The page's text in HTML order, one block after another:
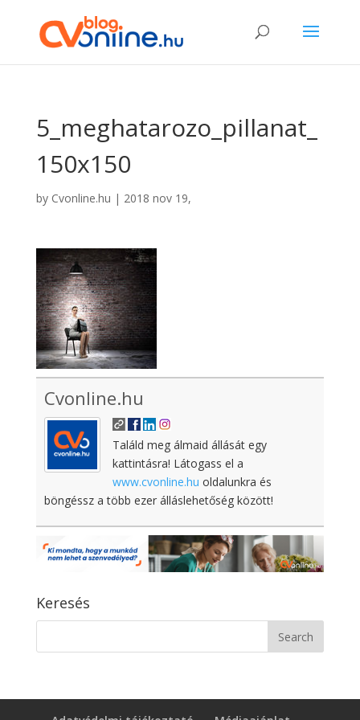
5_meghatarozo_pillanat_
150x150
by Cvonline.hu | 2018 nov 19,
Cvonline.hu
Találd meg álmaid állását egy
kattintásra! Látogass el a
www.cvonline.hu oldalunkra és
böngéssz a több ezer álláslehetőség között!
Keresés